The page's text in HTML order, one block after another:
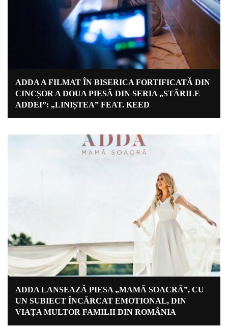
ADDA A FILMAT ÎN BISERICA FORTIFICATĂ DIN
CINCȘOR A DOUA PIESĂ DIN SERIA „STĂRILE
ADDEI”: „LINIȘTEA” FEAT. KEED
ADDA LANSEAZĂ PIESA „MAMĂ SOACRĂ”, CU
UN SUBIECT ÎNCĂRCAT EMOTIONAL, DIN
VIAȚA MULTOR FAMILII DIN ROMÂNIA